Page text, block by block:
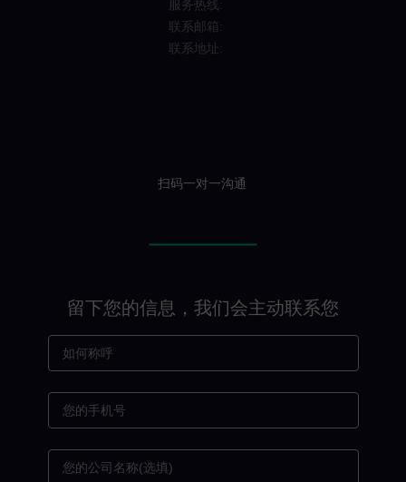
服务热线:
联系邮箱:
联系地址:
扫码一对一沟通
留下您的信息，我们会主动联系您